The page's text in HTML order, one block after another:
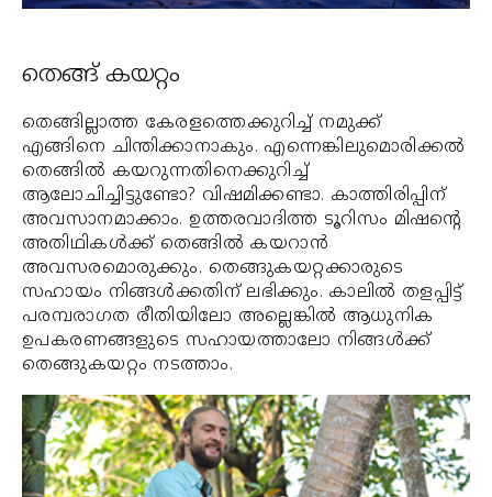
തെങ്ങ് കയറ്റം
തെങ്ങില്ലാത്ത കേരളത്തെക്കുറിച്ച് നമുക്ക്
എങ്ങിനെ ചിന്തിക്കാനാകും. എന്നെങ്കിലുമൊരിക്കല്‍
തെങ്ങില്‍ കയറുന്നതിനെക്കുറിച്ച്
ആലോചിച്ചിട്ടുണ്ടോ? വിഷമിക്കണ്ടാ. കാത്തിരിപ്പിന്
അവസാനമാക്കാം. ഉത്തരവാദിത്ത ടൂറിസം മിഷന്റെ
അതിഥികള്‍ക്ക് തെങ്ങില്‍ കയറാന്‍
അവസരമൊരുക്കും. തെങ്ങുകയറ്റക്കാരുടെ
സഹായം നിങ്ങള്‍ക്കതിന് ലഭിക്കും. കാലില്‍ തളപ്പിട്ട്
പരമ്പരാഗത രീതിയിലോ അല്ലെങ്കില്‍ ആധുനിക
ഉപകരണങ്ങളുടെ സഹായത്താലോ നിങ്ങള്‍ക്ക്
തെങ്ങുകയറ്റം നടത്താം.